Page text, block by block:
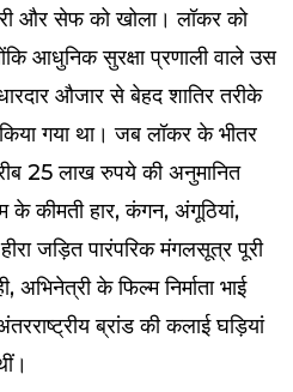
और सेफ को खोला। लॉकर को
आधुनिक सुरक्षा प्रणाली वाले उस
औजार से बेहद शातिर तरीके
गया था। जब लॉकर के भीतर
25 लाख रुपये की अनुमानित
के कीमती हार, कंगन, अंगूठियां,
जड़ित पारंपरिक मंगलसूत्र पूरी
के फिल्म निर्माता भाई
ब्रांड की कलाई घड़ियां